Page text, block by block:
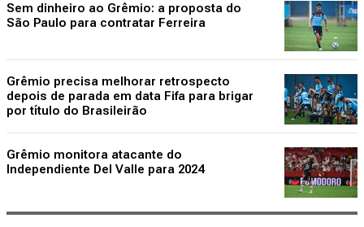
Sem dinheiro ao Grêmio: a proposta do
São Paulo para contratar Ferreira
Grêmio precisa melhorar retrospecto
depois de parada em data Fifa para brigar
por título do Brasileirão
Grêmio monitora atacante do
Independiente Del Valle para 2024